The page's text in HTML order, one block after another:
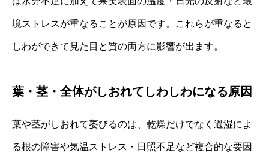
境ストレスが重なることが原因です。これらが重なると
しわができて見た目と質の両方に影響が出ます。
葉・茎・全体がしおれてしわしわになる原因
葉や茎がしおれて萎びるのは、乾燥だけでなく過湿によ
る根の障害や気温ストレス・日照不足など複合的な要因